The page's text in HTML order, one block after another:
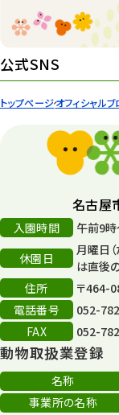
トップページオフィシャル
ズーボ
イベント
平和公園
森のとこやさん
再生
再生フォーラム
80周年
その他
公式SNS
名古屋
入園時間
午前9時
休園日
月曜日
は直後
住所
〒464-
電話番号
052-
FAX
052-
動物取扱業登録
名称
事業所の名称